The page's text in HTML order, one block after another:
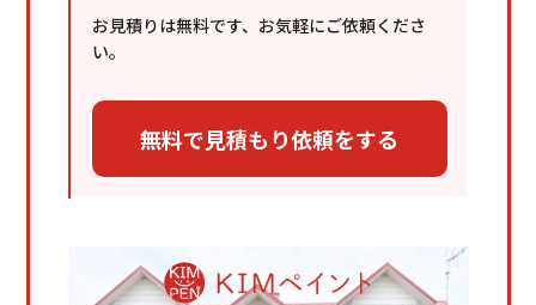
お見積りは無料です、お気軽にご依頼くださ
い。